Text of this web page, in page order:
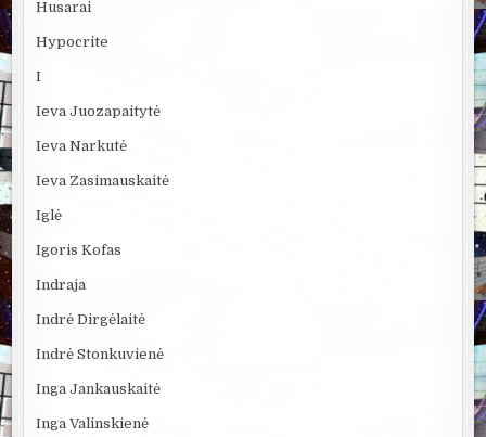
Husarai
Hypocrite
I
Ieva Juozapaitytė
Ieva Narkutė
Ieva Zasimauskaitė
Iglė
Igoris Kofas
Indraja
Indrė Dirgėlaitė
Indrė Stonkuvienė
Inga Jankauskaitė
Inga Valinskienė